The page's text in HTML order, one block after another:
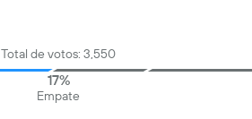
Total de votos: 3,550
17%
Empate